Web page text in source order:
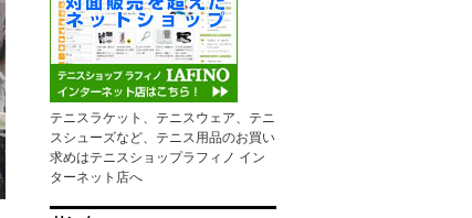
テニスラケット、テニスウェア、テニ
スシューズなど、テニス用品のお買い
求めはテニスショップラフィノ イン
ターネット店へ